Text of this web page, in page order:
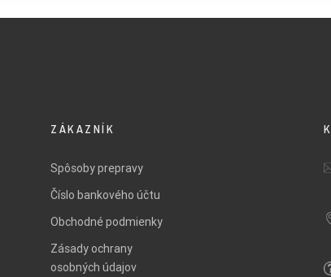
ZÁKAZNÍK
Spôsoby prepravy
Číslo bankového účtu
Obchodné podmienky
Zásady ochrany
osobných údajov